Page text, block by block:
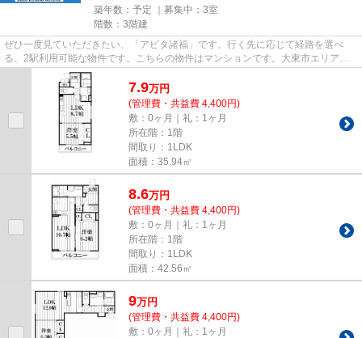
築年数：予定 ｜募集中： 3室
階数：3階建
ぜひ一度見ていただきたい、「アビタ諸福」です。行く先に応じて経路を選べ
る、2駅利用可能な物件です。こちらの物件はマンションです。大東市エリアと
片町線鴻池新田付近での賃貸マン...
7.9万円
(管理費・共益費 4,400円)
敷：0ヶ月｜礼：1ヶ月
所在階：1階
間取り：1LDK
面積：35.94㎡
8.6万円
(管理費・共益費 4,400円)
敷：0ヶ月｜礼：1ヶ月
所在階：1階
間取り：1LDK
面積：42.56㎡
9万円
(管理費・共益費 4,400円)
敷：0ヶ月｜礼：1ヶ月